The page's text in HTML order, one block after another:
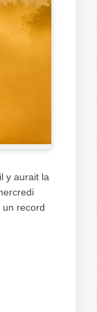
y aurait la
un record